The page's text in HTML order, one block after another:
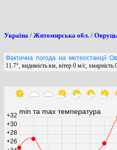
Україна / Житомирська обл. /
Фактична погода на метеостанції
11.7°, видимість км, вітер 0 м/с, хмарність
min та max температура
+26
+28
+30
+32